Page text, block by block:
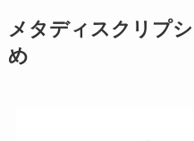
メタディスクリプ
め